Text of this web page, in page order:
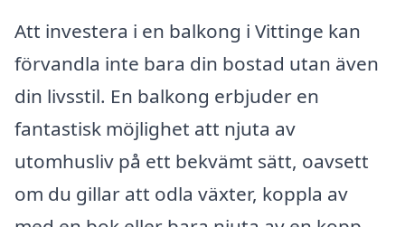
Att investera i en balkong i Vittinge kan
förvandla inte bara din bostad utan även
din livsstil. En balkong erbjuder en
fantastisk möjlighet att njuta av
utomhusliv på ett bekvämt sätt, oavsett
om du gillar att odla växter, koppla av